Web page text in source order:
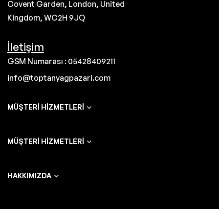
Covent Garden, London, United
Kingdom, WC2H 9JQ
İletişim
GSM Numarası : 05428409211
info@toptanyagpazari.com
MÜŞTERI HIZMETLERI
MÜŞTERI HIZMETLERI
HAKKIMIZDA